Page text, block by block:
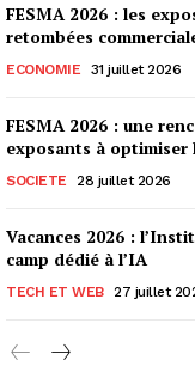
FESMA 2026 : les
retombées
ECONOMIE 31 juillet 2026
FESMA 2026 : une
exposants à
SOCIETE 28 juillet 2026
Vacances 2026 :
camp dédié à l’IA
TECH ET WEB 27 juillet